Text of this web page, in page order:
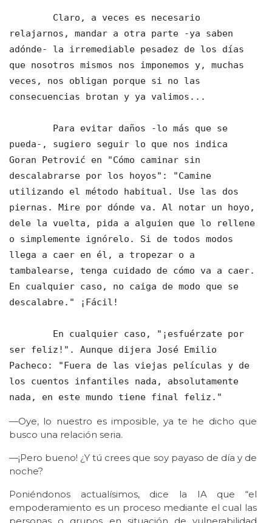
relajarnos, mandar a otra parte -ya saben
adónde- la irremediable pesadez de los días
que nosotros mismos nos imponemos y, muchas
veces, nos obligan porque si no las
consecuencias brotan y ya valimos...
pueda-, sugiero seguir lo que nos indica
Goran Petrović en "Cómo caminar sin
descalabrarse por los hoyos": "Camine
utilizando el método habitual. Use las dos
piernas. Mire por dónde va. Al notar un hoyo,
dele la vuelta, pida a alguien que lo rellene
o simplemente ignórelo. Si de todos modos
llega a caer en él, a tropezar o a
tambalearse, tenga cuidado de cómo va a caer.
En cualquier caso, no caiga de modo que se
descalabre." ¡Fácil!
ser feliz!". Aunque dijera José Emilio
Pacheco: "Fuera de las viejas películas y de
los cuentos infantiles nada, absolutamente
nada, en este mundo tiene final feliz."
—Oye, lo nuestro es imposible, ya te he dicho que
busco una relación seria.
—¡Pero bueno! ¿Y tú crees que soy payaso de día y de
noche?
Poniéndonos actualísimos, dice la IA que “el
empoderamiento es un proceso mediante el cual las